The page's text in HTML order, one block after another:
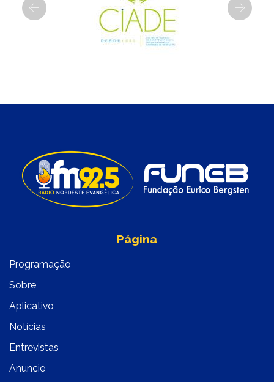
Previous Next
Página
Programação
Sobre
Aplicativo
Notícias
Entrevistas
Anuncie